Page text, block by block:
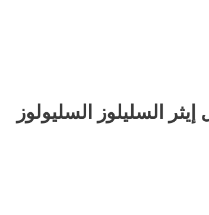
السليلوز السليولوز